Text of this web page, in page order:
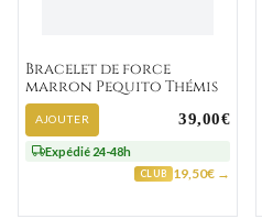
Bracelet de force
marron Pequito Thémis
AJOUTER 39,00€
Expédié 24-48h
CLUB 19,50€ →